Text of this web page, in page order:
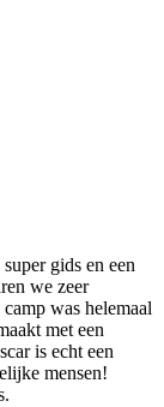
gids en een
we zeer
was helemaal
met een
is echt een
mensen!